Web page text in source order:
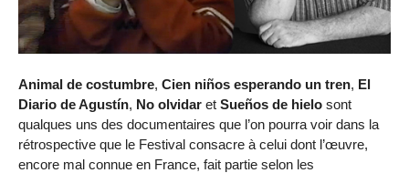
Animal de costumbre, Cien niños esperando un tren, El
Diario de Agustín, No olvidar et Sueños de hielo sont
qualques uns des documentaires que l’on pourra voir dans la
rétrospective que le Festival consacre à celui dont l’œuvre,
encore mal connue en France, fait partie selon les